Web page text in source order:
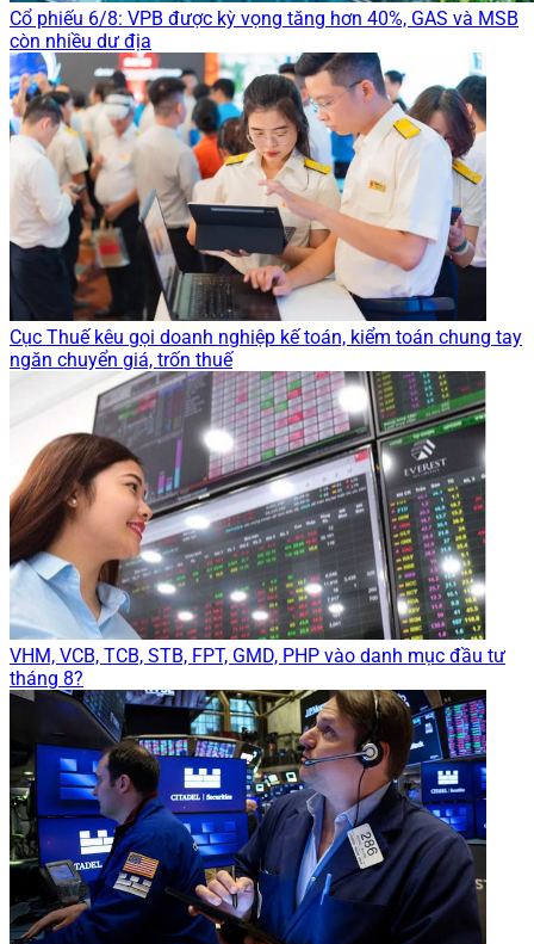
Cổ phiếu 6/8: VPB được kỳ vọng tăng hơn 40%, GAS và MSB
còn nhiều dư địa
Cục Thuế kêu gọi doanh nghiệp kế toán, kiểm toán chung tay
ngăn chuyển giá, trốn thuế
VHM, VCB, TCB, STB, FPT, GMD, PHP vào danh mục đầu tư
tháng 8?